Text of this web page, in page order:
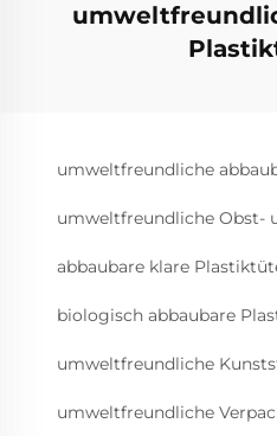
umweltfreundliche
umweltfreundliche Obst-
abbaubare klare
biologisch abbaubare
umweltfreundliche
umweltfreundliche